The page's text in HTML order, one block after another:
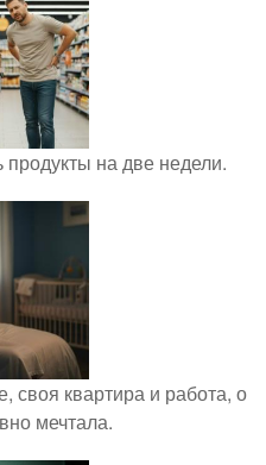
на две недели.
своя квартира и работа, о
мечтала.